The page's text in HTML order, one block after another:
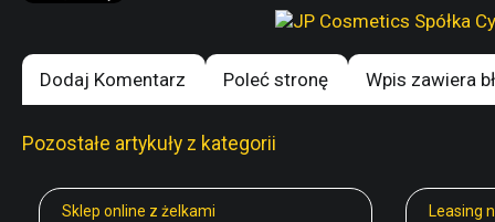
Dodaj Komentarz Poleć stronę Wpis zawiera
Pozostałe artykuły z kategorii
Sklep online z żelkami
Leasing